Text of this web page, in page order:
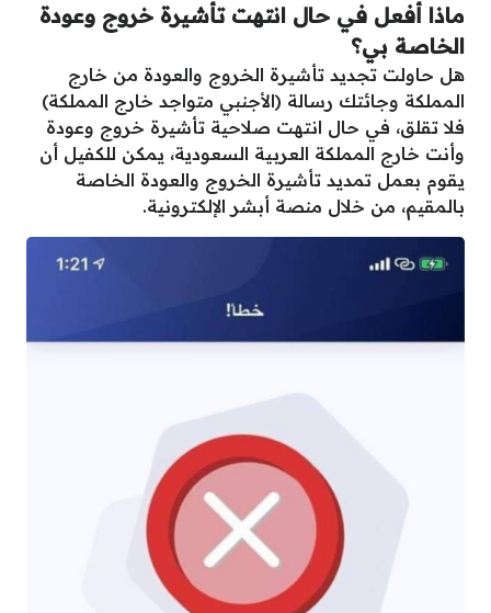
ماذا أفعل في حال انتهت تأشيرة خروج وعودة
الخاصة بي؟
هل حاولت تجديد تأشيرة الخروج والعودة من خارج
المملكة وجائتك رسالة (الأجنبي متواجد خارج المملكة)
فلا تقلق، في حال انتهت صلاحية تأشيرة خروج وعودة
وأنت خارج المملكة العربية السعودية، يمكن للكفيل أن
يقوم بعمل تمديد تأشيرة الخروج والعودة الخاصة
بالمقيم، من خلال منصة أبشر الإلكترونية.